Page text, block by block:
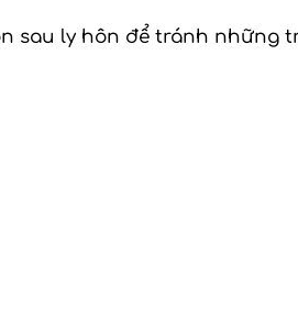
sau ly hôn để tránh những